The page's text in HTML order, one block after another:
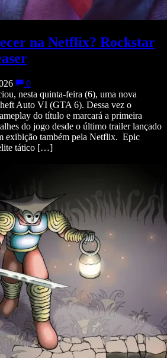
na Netflix? Rockstar
0
nesta quinta-feira (6), uma nova
Auto VI (GTA 6). Dessa vez o
do título e marcará a primeira
do jogo desde o último trailer lançado
exibição também pela Netflix. Epic
tático […]